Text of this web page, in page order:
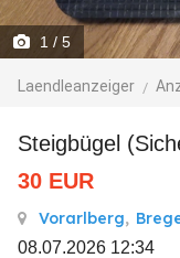
1 / 5
Laendleanzeiger
Steigbügel
30 EUR
Vorarlberg,
08.07.2026 12:34